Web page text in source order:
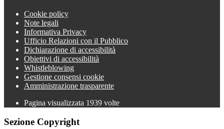
Cookie policy
Note legali
Informativa Privacy
Ufficio Relazioni con il Pubblico
Dichiarazione di accessibilità
Obiettivi di accessibilità
Whistleblowing
Gestione consensi cookie
Amministrazione trasparente
Pagina visualizzata 1939 volte
Sezione Copyright